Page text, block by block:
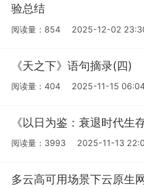
验总结
阅读量：854 2025-12-02
《天之下》语句摘录(四)
阅读量：404 2025-11-15
《以日为鉴：衰退时代生
阅读量：3993 2025-11-13
多云高可用场景下云原生